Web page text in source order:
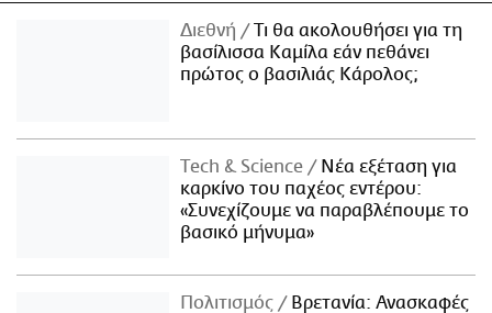
Διεθνή
Τι θα ακολουθήσει για τη
βασίλισσα Καμίλα εάν πεθάνει
πρώτος ο βασιλιάς Κάρολος;
Τech & Science
Νέα εξέταση για
καρκίνο του παχέος εντέρου:
«Συνεχίζουμε να παραβλέπουμε το
βασικό μήνυμα»
Πολιτισμός Βρετανία: Ανασκαφές